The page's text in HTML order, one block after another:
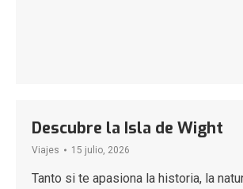
Descubre la Isla de Wight
Viajes 15 julio, 2026
Tanto si te apasiona la historia, la